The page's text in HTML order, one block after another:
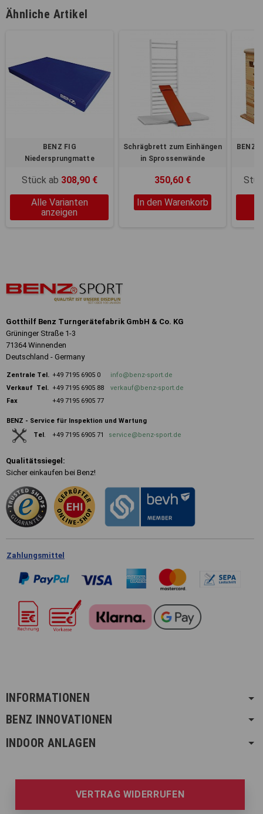
Ähnliche Artikel
BENZ FIG
Niedersprungmatte
Stück ab 308,90 €
Alle Varianten
anzeigen
Schrägbrett zum Einhängen
in Sprossenwände
350,60 €
In den Warenkorb
BENZ
Gotthilf Benz Turngerätefabrik GmbH & Co. KG
Grüninger Straße 1-3
71364 Winnenden
Deutschland - Germany
Zentrale Tel. +49 7195 6905 0
info@benz-sport.de
Verkauf Tel. +49 7195 6905 88
verkauf@benz-sport.de
Fax
+49 7195 6905 77
BENZ - Service für Inspektion und Wartung
Tel . +49 7195 6905 71 service@benz-sport.de
Qualitätssiegel:
Sicher einkaufen bei Benz!
Zahlungsmittel
INFORMATIONEN
BENZ INNOVATIONEN
INDOOR ANLAGEN
VERTRAG WIDERRUFEN